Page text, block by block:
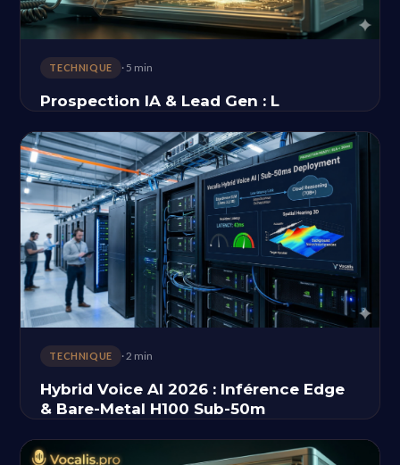
TECHNIQUE · 5 min
Prospection IA & Lead Gen : L
TECHNIQUE · 2 min
Hybrid Voice AI 2026 : Inférence Edge
& Bare-Metal H100 Sub-50m